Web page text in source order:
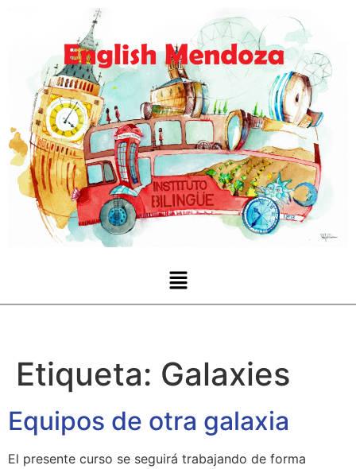
Etiqueta: Galaxies
Equipos de otra galaxia
El presente curso se seguirá trabajando de forma